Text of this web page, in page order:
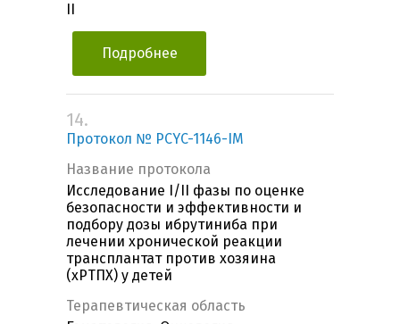
Подробнее
14.
Протокол № PCYC-1146-IM
Название протокола
Исследование I/II фазы по оценке
безопасности и эффективности и
подбору дозы ибрутиниба при
лечении хронической реакции
трансплантат против хозяина
(хРТПХ) у детей
Терапевтическая область